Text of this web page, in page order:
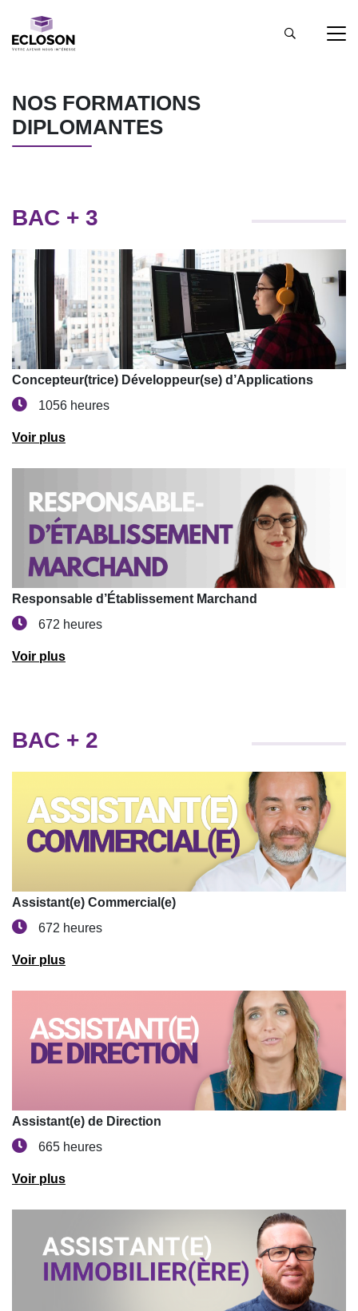
NOS FORMATIONS
DIPLOMANTES
BAC + 3
Concepteur(trice) Développeur(se) d’Applications
1056 heures
Voir plus
Responsable d’Établissement Marchand
672 heures
Voir plus
BAC + 2
Assistant(e) Commercial(e)
672 heures
Voir plus
Assistant(e) de Direction
665 heures
Voir plus